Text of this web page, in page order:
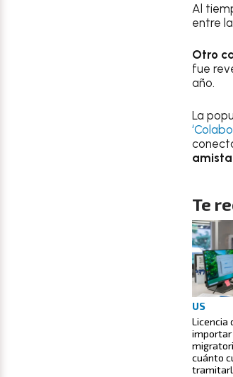
Al
entre
Otro
fue
año.
La
Te
US
Licencia
cuánto